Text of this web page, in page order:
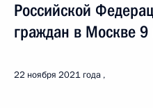
Российской
граждан в Москве
22 ноября 2021 года